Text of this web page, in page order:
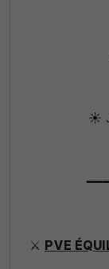
☀️
⚔️ PVE